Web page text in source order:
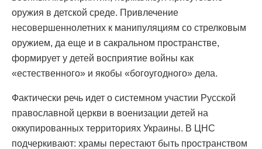
оружия в детской среде. Привлечение
несовершеннолетних к манипуляциям со стрелковым
оружием, да еще и в сакральном пространстве,
формирует у детей восприятие войны как
«естественного» и якобы «богоугодного» дела.
Фактически речь идет о системном участии Русской
православной церкви в военизации детей на
оккупированных территориях Украины. В ЦНС
подчеркивают: храмы перестают быть пространством